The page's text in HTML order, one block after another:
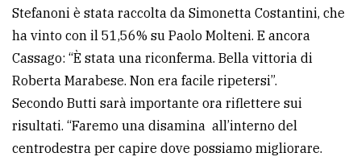
Stefanoni è stata raccolta da Simonetta Costantini, che
ha vinto con il 51,56% su Paolo Molteni. E ancora
Cassago: “È stata una riconferma. Bella vittoria di
Roberta Marabese. Non era facile ripetersi”.
Secondo Butti sarà importante ora riflettere sui
risultati. “Faremo una disamina all’interno del
centrodestra per capire dove possiamo migliorare.